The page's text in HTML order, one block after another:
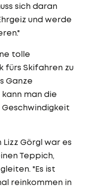
sich daran
und werde
tolle
fürs Skifahren zu
Ganze
man die
Görgl war es
Teppich,
"Es ist
reinkommen in